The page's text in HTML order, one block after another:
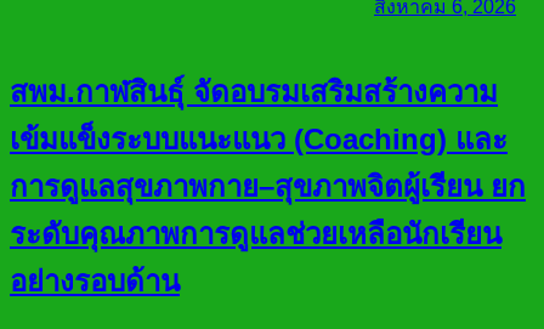
สิงหาคม 6, 2026
สพม.กาฬสินธุ์ จัดอบรมเสริมสร้างความ
เข้มแข็งระบบแนะแนว (Coaching) และ
การดูแลสุขภาพกาย–สุขภาพจิตผู้เรียน ยก
ระดับคุณภาพการดูแลช่วยเหลือนักเรียน
อย่างรอบด้าน